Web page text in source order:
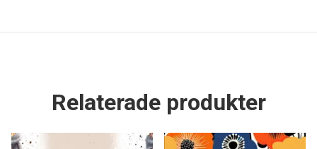
Relaterade produkter